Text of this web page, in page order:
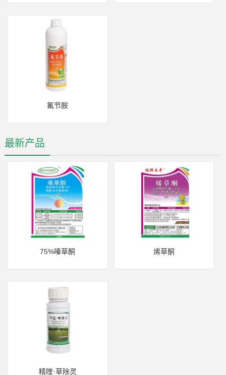
氟节胺
最新产品
75%嗪草酮 烯草酮
精喹·草除灵